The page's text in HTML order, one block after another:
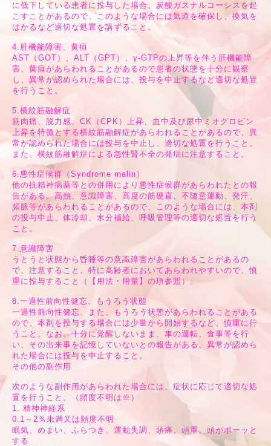
に低下している患者に投与した場合、炭酸ガスナルコーシスを起
こすことがあるので、このような場合には気道を確保し、換気を
はかるなど適切な処置を講ずること。
4.肝機能障害、黄疸
AST（GOT）、ALT（GPT）、γ-GTPの上昇等を伴う肝機能障
害、黄疸があらわれることがあるので患者の状態を十分に観察
し、異常が認められた場合には、投与を中止するなど適切な処置
を行うこと。
5.横紋筋融解症
筋肉痛、脱力感、CK（CPK）上昇、血中及び尿中ミオグロビン
上昇を特徴とする横紋筋融解症があらわれることがあるので、異
常が認められた場合には投与を中止し、適切な処置を行うこと。
また、横紋筋融解症による急性腎不全の発症に注意すること。
6.悪性症候群（Syndrome malin）
他の抗精神病薬等との併用により悪性症候群があらわれたとの報
告がある。高熱、意識障害、高度の筋硬直、不随意運動、発汗、
頻脈等があらわれることがあるので、このような場合には、本剤
の投与中止、体冷却、水分補給、呼吸管理等の適切な処置を行う
こと。
7.意識障害
うとうと状態から昏睡等の意識障害があらわれることがあるの
で、注意すること。特に高齢者においてあらわれやすいので、慎
重に投与すること（【用法・用量】の項参照）。
8.一過性前向性健忘、もうろう状態
一過性前向性健忘、また、もうろう状態があらわれることがある
ので、本剤を投与する場合には少量から開始するなど、慎重に行
うこと。なお、十分に覚醒しないまま、車の運転、食事等を行
い、その出来事を記憶していないとの報告がある。異常が認めら
れた場合には投与を中止すること。
その他の副作用
次のような副作用があらわれた場合には、症状に応じて適切な処
置を行うこと。（頻度不明は※）
1. 精神神経系
0.1～2％未満又は頻度不明
眠気、めまい、ふらつき、運動失調、頭痛、頭重、頭がボーッと
する